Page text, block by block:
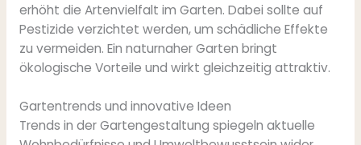
erhöht die Artenvielfalt im Garten. Dabei sollte auf
Pestizide verzichtet werden, um schädliche Effekte
zu vermeiden. Ein naturnaher Garten bringt
ökologische Vorteile und wirkt gleichzeitig attraktiv.
Gartentrends und innovative Ideen
Trends in der Gartengestaltung spiegeln aktuelle